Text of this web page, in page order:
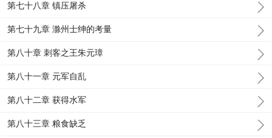
第七十八章 镇压屠杀
第七十九章 滁州士绅的考量
第八十章 刺客之王朱元璋
第八十一章 元军自乱
第八十二章 获得水军
第八十三章 粮食缺乏